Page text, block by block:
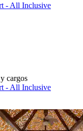
- All Inclusive
cargos
- All Inclusive